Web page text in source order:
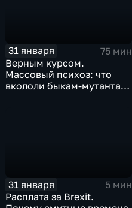
31 января
75 мин
Верным курсом.
Массовый психоз: что
вкололи быкам-мутантам,
31 января
5 мин
Расплата за Brexit.